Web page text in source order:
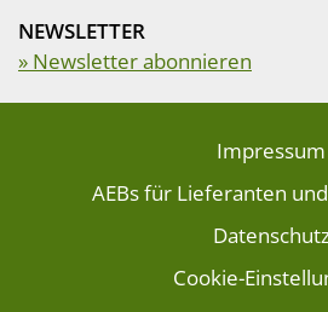
NEWSLETTER
» Newsletter abonnieren
Impressum
AEBs für Lieferanten
Cookie-